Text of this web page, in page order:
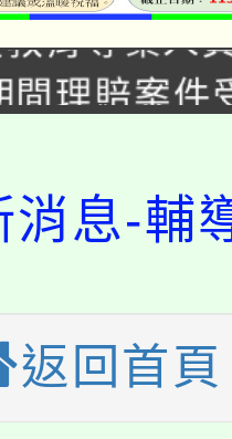
育專業人
間理賠案件
學年度第
甄選結果(
保險知識
新住民語歌
學年度第
甄選結果(
消息-輔
返回首頁